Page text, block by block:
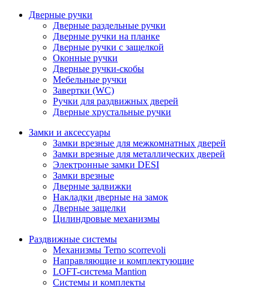
Дверные ручки
Дверные раздельные ручки
Дверные ручки на планке
Дверные ручки с защелкой
Оконные ручки
Дверные ручки-скобы
Мебельные ручки
Завертки (WC)
Ручки для раздвижных дверей
Дверные хрустальные ручки
Замки и аксессуары
Замки врезные для межкомнатных дверей
Замки врезные для металлических дверей
Электронные замки DESI
Замки врезные
Дверные задвижки
Накладки дверные на замок
Дверные защелки
Цилиндровые механизмы
Раздвижные системы
Механизмы Terno scorrevoli
Направляющие и комплектующие
LOFT-cистема Mantion
Системы и комплекты